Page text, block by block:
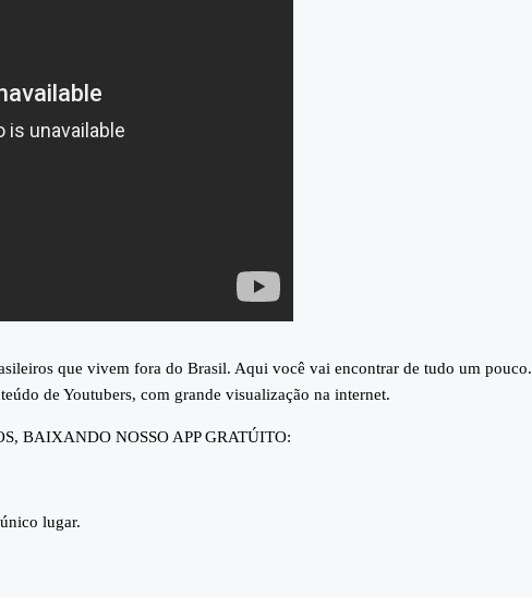
que vivem fora do Brasil. Aqui você vai encontrar de tudo um pouco.
de Youtubers, com grande visualização na internet.
BAIXANDO NOSSO APP GRATÚITO:
lugar.